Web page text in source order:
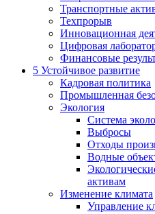
Транспортные
Техпрорыв
Инновационная
Цифровая
Финансовые
5 Устойчивое развитие
Кадровая политика
Промышленная
Экология
Система
Выбросы
Отходы
Водные
активам
Изменение климата
Управление